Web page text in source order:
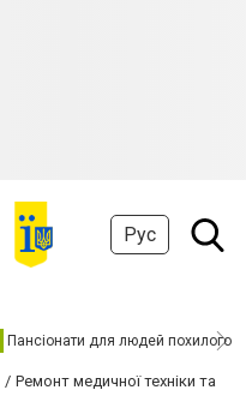
Рус
Пансіонати для людей похилого
Ремонт медичної техніки та